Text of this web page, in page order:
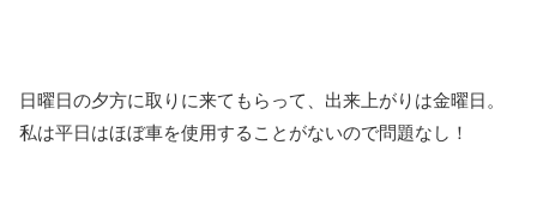
日曜日の夕方に取りに来てもらって、出来上がりは金曜日。
私は平日はほぼ車を使用することがないので問題なし！